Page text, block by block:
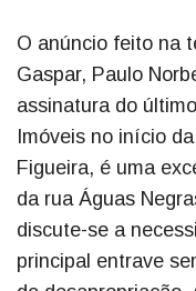
O anúncio feito na
Gaspar, Paulo
assinatura do
Imóveis no início
Figueira, é uma
da rua Águas
discute-se a
principal entrave